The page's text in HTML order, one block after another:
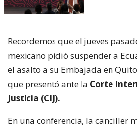
Recordemos que el jueves
mexicano pidió suspender a
el asalto a su Embajada en
que presentó ante la Corte
Justicia (CIJ).
En una conferencia, la canciller